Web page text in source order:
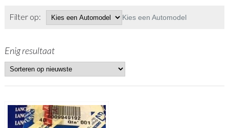
Filter op: Kies een Automodel
Enig resultaat